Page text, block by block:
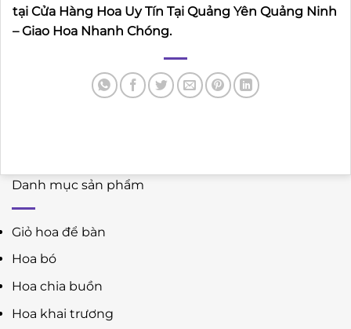
Danh mục sản phẩm
Giỏ hoa để bàn
Hoa bó
Hoa chia buồn
Hoa khai trương
tại Cửa Hàng Hoa Uy Tín Tại Quảng Yên Quảng Ninh
– Giao Hoa Nhanh Chóng.